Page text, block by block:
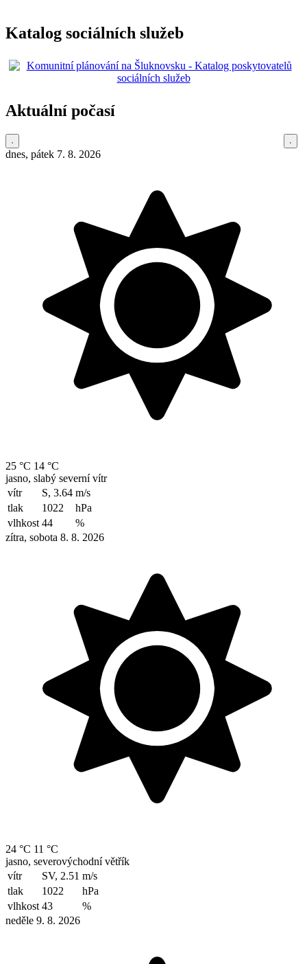
Katalog sociálních služeb
Aktuální počasí
dnes, pátek 7. 8. 2026
25 °C 14 °C
jasno, slabý severní vítr
vítr
S, 3.64 m/s
tlak
1022
hPa
vlhkost 44
%
zítra, sobota 8. 8. 2026
24 °C 11 °C
jasno, severovýchodní větřík
vítr
SV, 2.51 m/s
tlak
1022
hPa
vlhkost 43
%
neděle 9. 8. 2026